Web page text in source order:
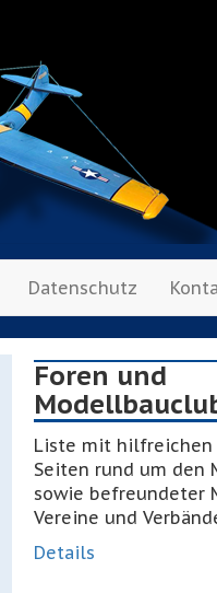
Datenschutz
Foren und
Liste mit hilfreichen
Seiten rund um den
sowie befreundeter
Vereine und
Details